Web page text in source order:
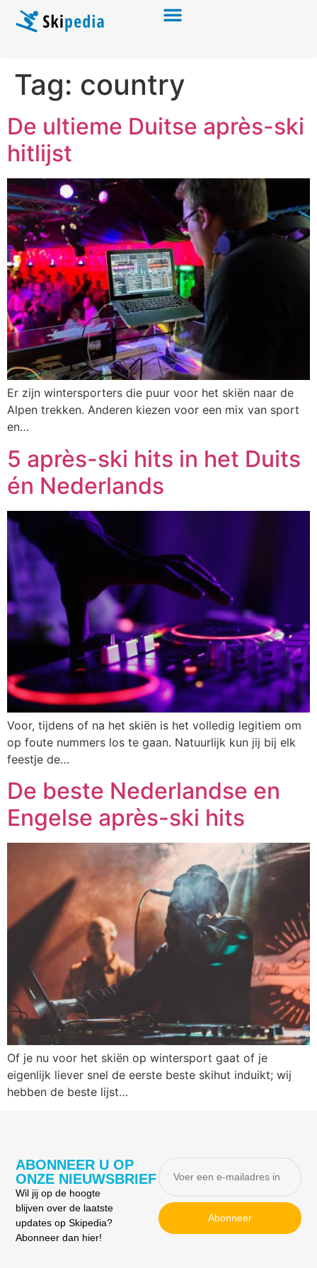
Tag: country
De ultieme Duitse après-ski
hitlijst
Er zijn wintersporters die puur voor het skiën naar de
Alpen trekken. Anderen kiezen voor een mix van sport
en…
5 après-ski hits in het Duits
én Nederlands
Voor, tijdens of na het skiën is het volledig legitiem om
op foute nummers los te gaan. Natuurlijk kun jij bij elk
feestje de…
De beste Nederlandse en
Engelse après-ski hits
Of je nu voor het skiën op wintersport gaat of je
eigenlijk liever snel de eerste beste skihut induikt; wij
hebben de beste lijst…
ABONNEER U OP
ONZE NIEUWSBRIEF
Wil jij op de hoogte
blijven over de laatste
updates op Skipedia?
Abonneer dan hier!
Abonneer